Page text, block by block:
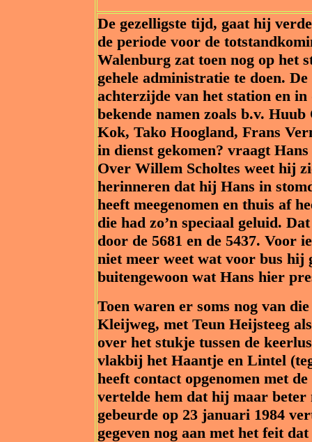
De gezelligste tijd, gaat hij
de periode voor de
Walenburg zat toen nog op het
gehele administratie te doen.
achterzijde van het station en
bekende namen zoals b.v.
Kok, Tako Hoogland, Frans
in dienst gekomen? vraagt
Over Willem Scholtes weet hij
herinneren dat hij Hans in
heeft meegenomen en thuis af
die had zo’n speciaal geluid.
door de 5681 en de 5437. Voor
niet meer weet wat voor bus hij
buitengewoon wat Hans hier
Toen waren er soms nog van
Kleijweg, met Teun Heijsteeg
over het stukje tussen de
vlakbij het Haantje en Lintel
heeft contact opgenomen met
vertelde hem dat hij maar
gebeurde op 23 januari 1984
gegeven nog aan met het feit